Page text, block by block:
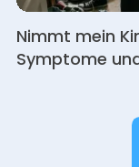
Nimmt mein
Symptome